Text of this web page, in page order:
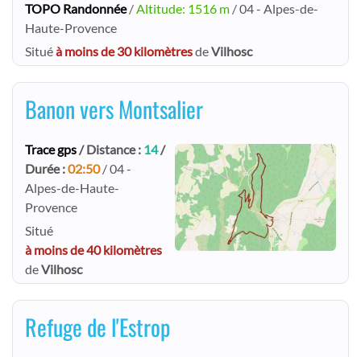
TOPO Randonnée/Altitude: 1516 m / 04 - Alpes-de-
Haute-Provence
Situéà moins de 30 kilomètresdeVilhosc
Banon vers Montsalier
Trace gps/ Distance : 14/
Durée :02:50/ 04 -
Alpes-de-Haute-
Provence
Situé
à moins de 40 kilomètres
deVilhosc
Refuge de l'Estrop